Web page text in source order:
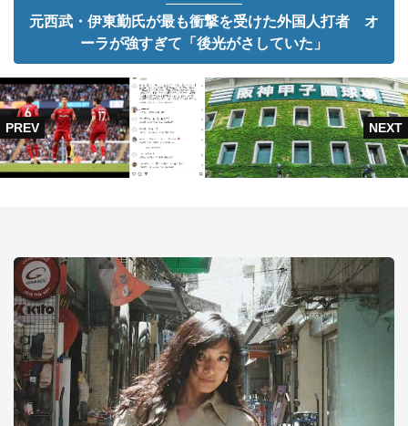
元西武・伊東勤氏が最も衝撃を受けた外国人打者 オ
ーラが強すぎて「後光がさしていた」